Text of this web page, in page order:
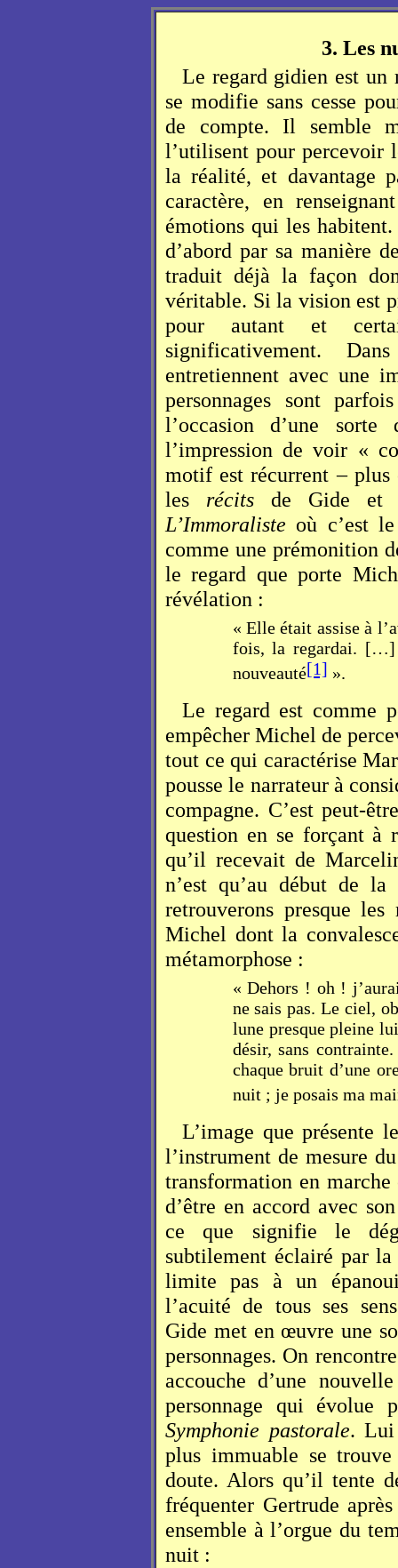
3. Les
Le regard gidien est un
se modifie sans cesse
de compte. Il semble
l’utilisent pour percevoir
la réalité, et davantage
caractère, en
émotions qui les
d’abord par sa manière
traduit déjà la façon
véritable. Si la vision est
pour autant et
significativement.
entretiennent avec une
personnages sont
l’occasion d’une
l’impression de voir «
motif est récurrent –
les récitsde Gide et
L’Immoraliste où c’est
comme une prémonition
le regard que porte
révélation :
« Elle était assise à
fois, la regardai. […]
nouveauté[1] ».
Le regard est comme
empêcher Michel de
tout ce qui caractérise
pousse le narrateur à
compagne. C’est peut-
question en se forçant à
qu’il recevait de
n’est qu’au début de
retrouverons presque
Michel dont la
métamorphose :
« Dehors ! oh !
ne sais pas. Le ciel,
lune presque pleine
désir, sans
chaque bruit d’une
nuit ; je posais ma
L’image que présente
l’instrument de mesure
transformation en
d’être en accord avec
ce que signifie le
subtilement éclairé par
limite pas à un
l’acuité de tous ses
Gide met en œuvre une
personnages. On
accouche d’une
personnage qui évolue
Symphonie pastorale. Lui
plus immuable se
doute. Alors qu’il tente
fréquenter Gertrude
ensemble à l’orgue du
nuit :